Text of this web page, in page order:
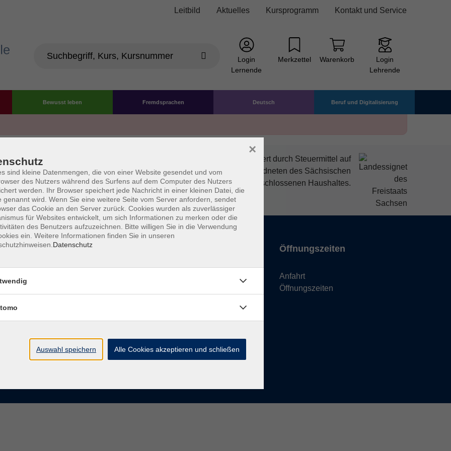
Leitbild Aktuelles Kursprogramm Kontakt und Service
Login
Lernende
Merkzettel Warenkorb
Login
Lehrende
Bewusst leben Fremdsprachen Deutsch Beruf und Digitalisierung
Die Volkshochschule wird mitfinanziert durch Steuermittel auf
der Grundlage des von den Abgeordneten des Sächsischen
Landtags beschlossenen Haushaltes.
AGB Datenschutzerklärung Impressum Widerruf
Kontaktformular
Öffnungszeiten
Anfahrt
Öffnungszeiten
sind kleine Datenmengen, die von einer Website gesendet und vom
des Nutzers während des Surfens auf dem Computer des Nutzers
werden. Ihr Browser speichert jede Nachricht in einer kleinen Datei, die
genannt wird. Wenn Sie eine weitere Seite vom Server anfordern, sendet
das Cookie an den Server zurück. Cookies wurden als zuverlässiger
für Websites entwickelt, um sich Informationen zu merken oder die
des Benutzers aufzuzeichnen. Bitte willigen Sie in die Verwendung
ein. Weitere Informationen finden Sie in unseren
Datenschutz
×
Auswahl speichern Alle Cookies akzeptieren und schließen